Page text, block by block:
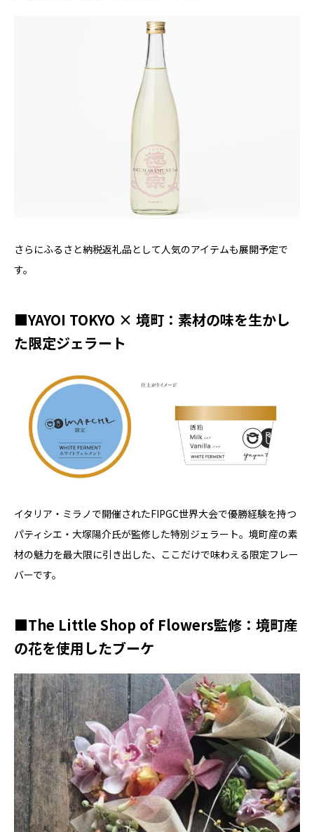
さらにふるさと納税返礼品として人気のアイテムも展開予定で
す。
■YAYOI TOKYO × 境町：素材の味を生かし
た限定ジェラート
イタリア・ミラノで開催されたFIPGC世界大会で優勝経験を持つ
パティシエ・大塚陽介氏が監修した特別ジェラート。境町産の素
材の魅力を最大限に引き出した、ここだけで味わえる限定フレー
バーです。
■The Little Shop of Flowers監修：境町産
の花を使用したブーケ